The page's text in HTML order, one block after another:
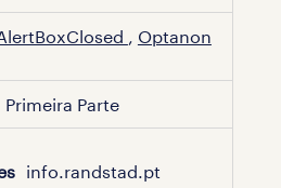
Optanon
Primeira Parte
info.randstad.pt